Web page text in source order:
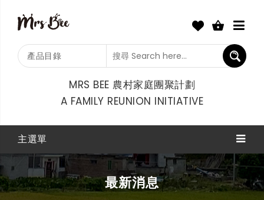
產品目錄
MRS BEE 農村家庭團聚計劃
A FAMILY REUNION INITIATIVE
主選單
最新消息